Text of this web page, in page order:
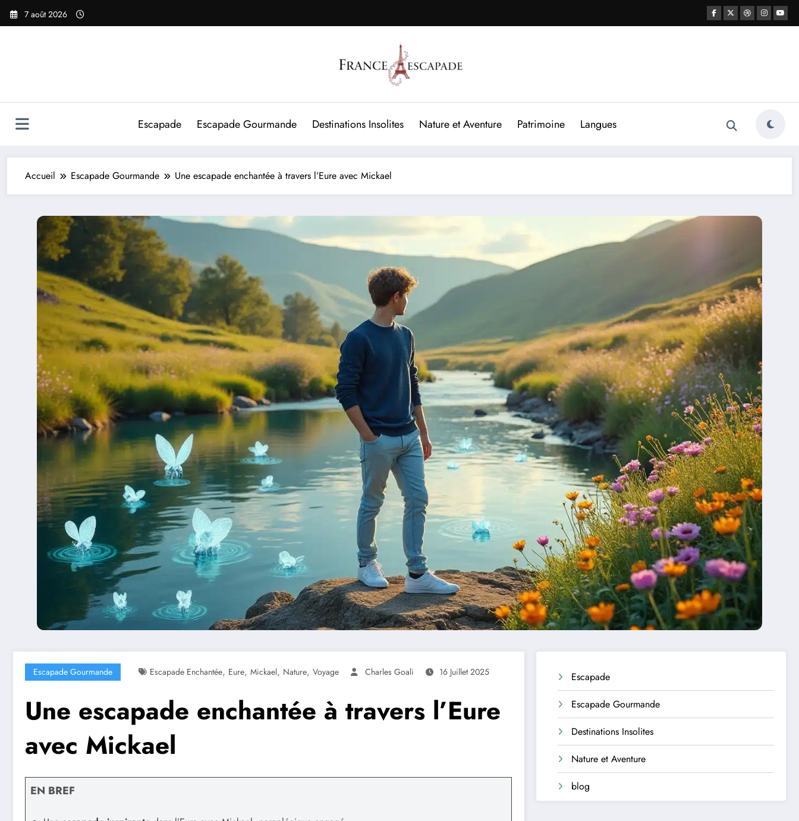
Aller
7 août 2026
Escapade Escapade Gourmande Destinations Insolites Nature et Aventure Patrimoine Langues
Accueil Escapade Gourmande Une escapade enchantée à travers l’Eure avec Mickael
Escapade Gourmande Escapade Enchantée, Eure, Mickael, Nature, Voyage Charles Goali 16 Juillet 2025
Une escapade enchantée à travers l’Eure
avec Mickael
EN BREF
Escapade
Escapade Gourmande
Destinations Insolites
Nature et Aventure
blog